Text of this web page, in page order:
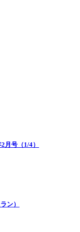
号（1/4）
ン）